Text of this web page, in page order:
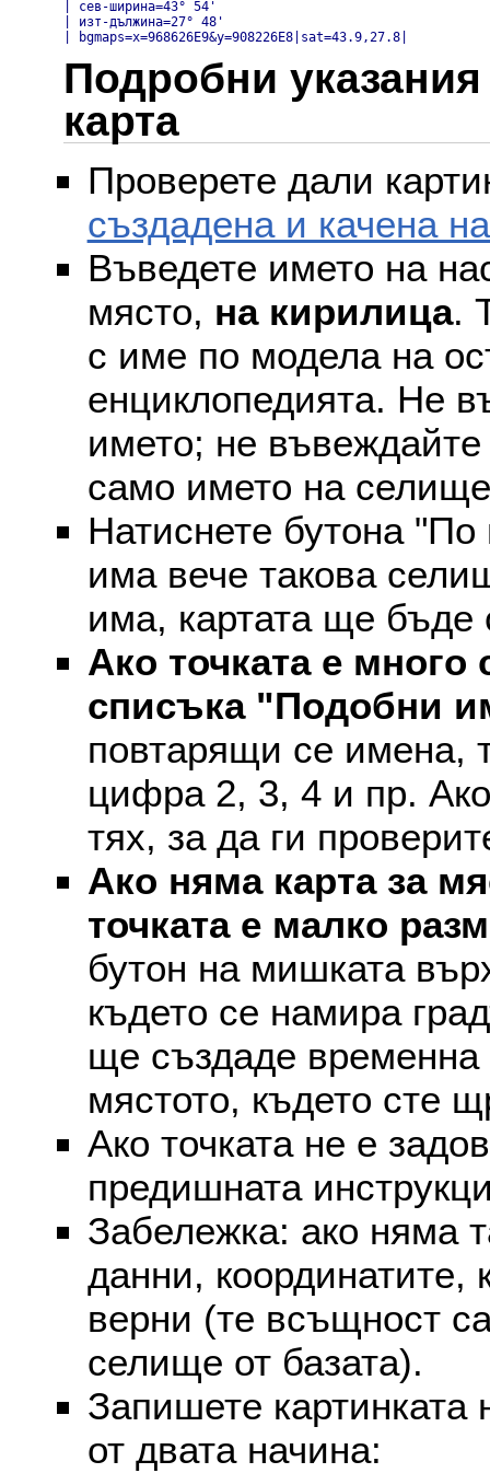
| сев-ширина=43° 54'
| изт-дължина=27° 48'
| bgmaps=x=968626E9&y=908226E8|sat=43.9,27.8|
Подробни
карта
Проверете дали
създадена и качена
Въведете името на
място, на кирилица.
с име по модела на
енциклопедията. Не
името; не въвеждайте
само името на
Натиснете бутона
има вече такова
има, картата ще бъде
Ако точката е много
списъка "Подобни
повтарящи се имена,
цифра 2, 3, 4 и пр.
тях, за да ги
Ако няма карта за
точката е малко
бутон на мишката
където се намира
ще създаде временна
мястото, където сте
Ако точката не е
предишната
Забележка: ако няма
данни, координатите,
верни (те всъщност
селище от базата).
Запишете
от двата начина: